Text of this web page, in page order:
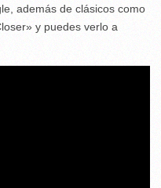
además de clásicos como
y puedes verlo a